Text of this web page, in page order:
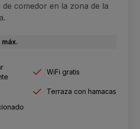
de comedor en la zona de la
WiFi gratis
Terraza con hamacas